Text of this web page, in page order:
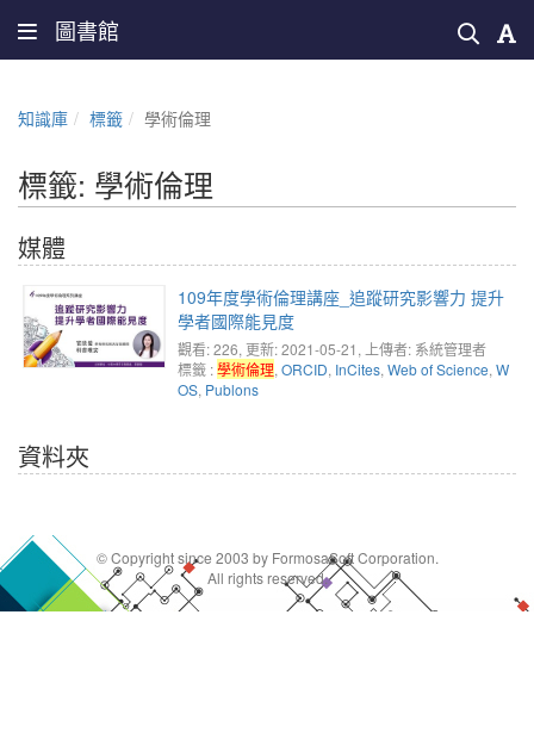
圖書館
知識庫 標籤 學術倫理
標籤: 學術倫理
媒體
109年度學術倫理講座_追蹤研究影響力 提升
學者國際能見度
觀看: 226, 更新: 2021-05-21, 上傳者: 系統管理者
標籤 :學術倫理, ORCID, InCites, Web of Science, W
OS, Publons
資料夾
© Copyright since 2003 by FormosaSoft Corporation.
All rights reserved.